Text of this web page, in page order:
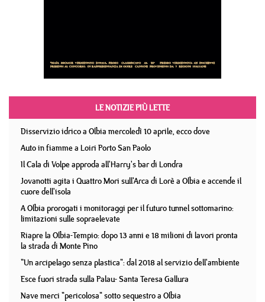
LE NOTIZIE PIÙ LETTE
Disservizio idrico a Olbia mercoledì 10 aprile, ecco dove
Auto in fiamme a Loiri Porto San Paolo
Il Cala di Volpe approda all'Harry's bar di Londra
Jovanotti agita i Quattro Mori sull'Arca di Lorè a Olbia e accende il
cuore dell'isola
A Olbia prorogati i monitoraggi per il futuro tunnel sottomarino:
limitazioni sulle sopraelevate
Riapre la Olbia-Tempio: dopo 13 anni e 18 milioni di lavori pronta
la strada di Monte Pino
"Un arcipelago senza plastica": dal 2018 al servizio dell'ambiente
Esce fuori strada sulla Palau- Santa Teresa Gallura
Nave merci "pericolosa" sotto sequestro a Olbia